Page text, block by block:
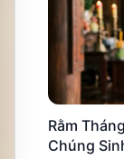
Rằm
Chúng